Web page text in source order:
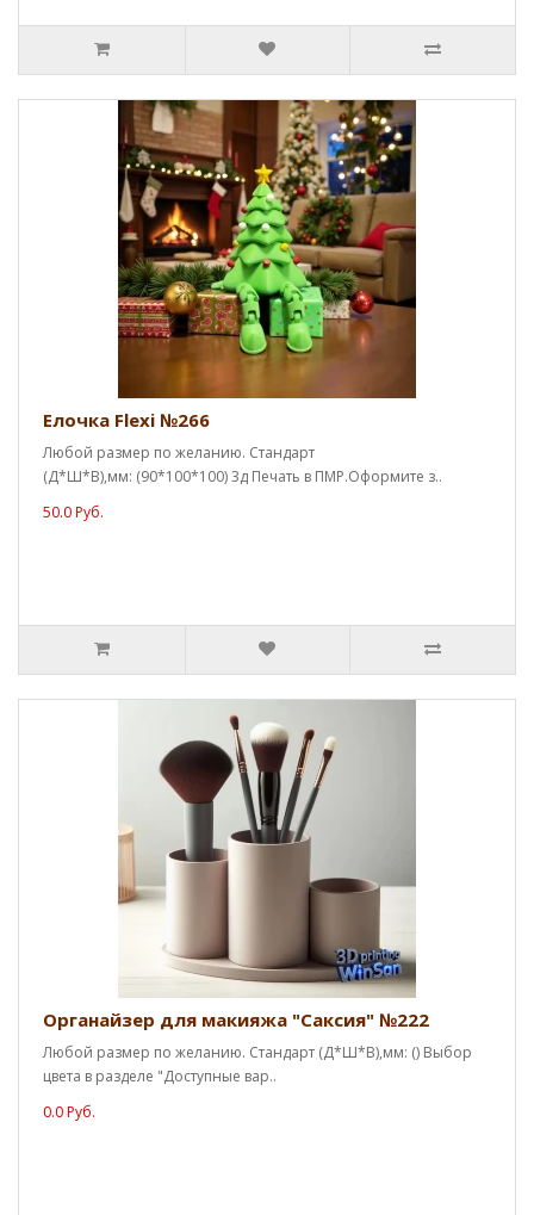
Елочка Flexi №266
Любой размер по желанию. Стандарт
(Д*Ш*В),мм: (90*100*100) 3д Печать в ПМР.Оформите з..
50.0 Руб.
Органайзер для макияжа "Саксия" №222
Любой размер по желанию. Стандарт (Д*Ш*В),мм: () Выбор
цвета в разделе "Доступные вар..
0.0 Руб.